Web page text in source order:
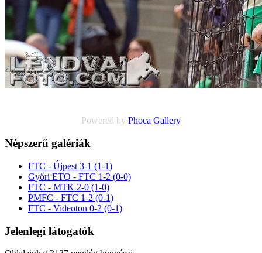
Powered by Phoca Gallery
Népszerű galériák
FTC - Újpest 3-1 (1-1)
Győri ETO - FTC 1-2 (0-0)
FTC - MTK 2-0 (1-0)
PMFC - FTC 1-2 (0-1)
FTC - Videoton 0-2 (0-1)
Jelenlegi látogatók